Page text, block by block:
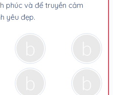
phúc và để truyền cảm
yêu đẹp.